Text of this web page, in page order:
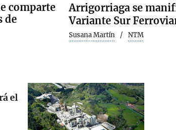
comparte
de
Arrigorriaga se
Variante Sur
Susana Martín NTM
el